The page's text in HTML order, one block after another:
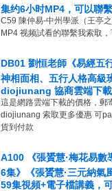
集约6小时MP4，可以聯
C59 陳仲易-中州學派（王亭
MP4 视频試看的聯繫我索取
DB01 劉恒老師《易經五
神相面相、五行人格高級
diojiunang 協商雲端下
這是網路雲端下載的價格，郵
diojiunang 索取更多優惠 可
貨到付款
A100 《張贇慧·梅花易
6集》《張贇慧·三元納氣
59集視頻+電子檔講義，